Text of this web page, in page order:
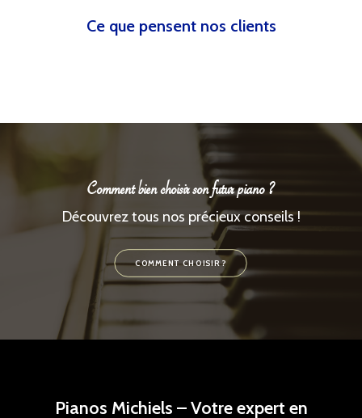
Ce que pensent nos clients
Comment bien choisir son futur piano ?
Découvrez tous nos précieux conseils !
COMMENT CHOISIR ?
Pianos Michiels – Votre expert en